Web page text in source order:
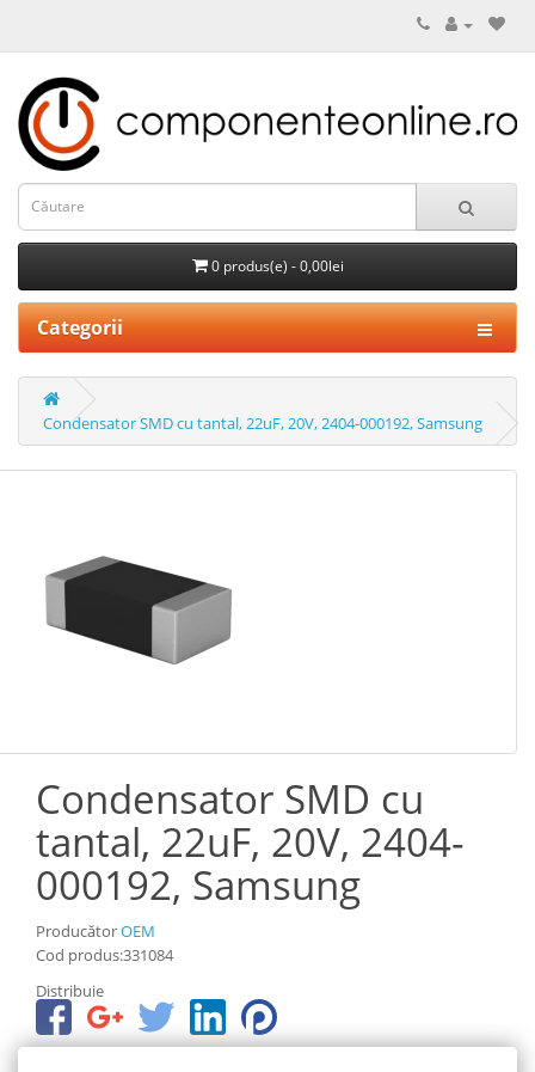
0 produs(e) - 0,00lei
Categorii
Condensator SMD cu tantal, 22uF, 20V, 2404-000192, Samsung
Condensator SMD cu
tantal, 22uF, 20V, 2404-
000192, Samsung
ProducătorOEM
Cod produs:331084
Distribuie